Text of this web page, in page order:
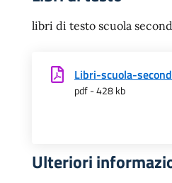
libri di testo scuola
Libri-scuola-
pdf - 428 kb
Ulteriori